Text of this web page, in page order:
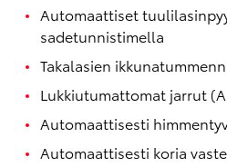
Automaattiset
sadetunnistimella
Takalasien
Lukkiutumattomat jarrut
Automaattisesti
Automaattisesti koria